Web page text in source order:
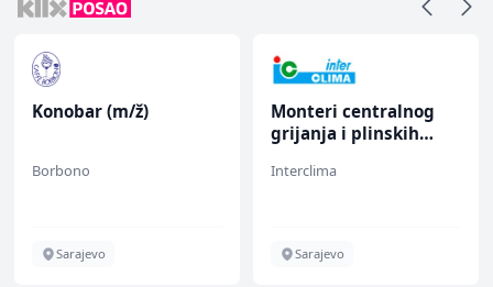
Konobar (m/ž)
Borbono
Sarajevo
Monteri centralnog
grijanja i plinskih
Interclima
Sarajevo